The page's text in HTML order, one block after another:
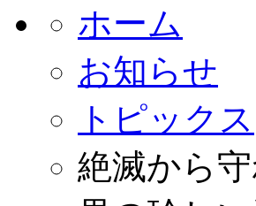
ホーム
お知らせ
トピックス
絶滅から